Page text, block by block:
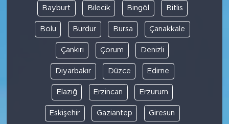
Bayburt Bilecik Bingöl Bitlis
Bolu Burdur Bursa Çanakkale
Çankırı Çorum Denizli
Diyarbakır Düzce Edirne
Elazığ Erzincan Erzurum
Eskişehir Gaziantep Giresun